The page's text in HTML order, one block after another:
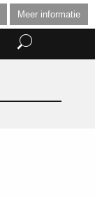
Meer informatie